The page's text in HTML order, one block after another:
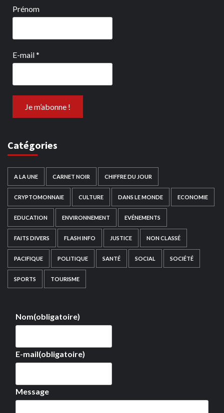
Prénom
E-mail*
Catégories
A LA UNE CARNET NOIR CHIFFRE DU JOUR
CRYPTOMONNAIE CULTURE DANS LE MONDE ECONOMIE
EDUCATION ENVIRONNEMENT EVÉNEMENTS
FAITS DIVERS FLASH INFO JUSTICE NON CLASSÉ
PACIFIQUE POLITIQUE SANTÉ SOCIAL SOCIÉTÉ
SPORTS TOURISME
Nom(obligatoire)
E-mail(obligatoire)
Message